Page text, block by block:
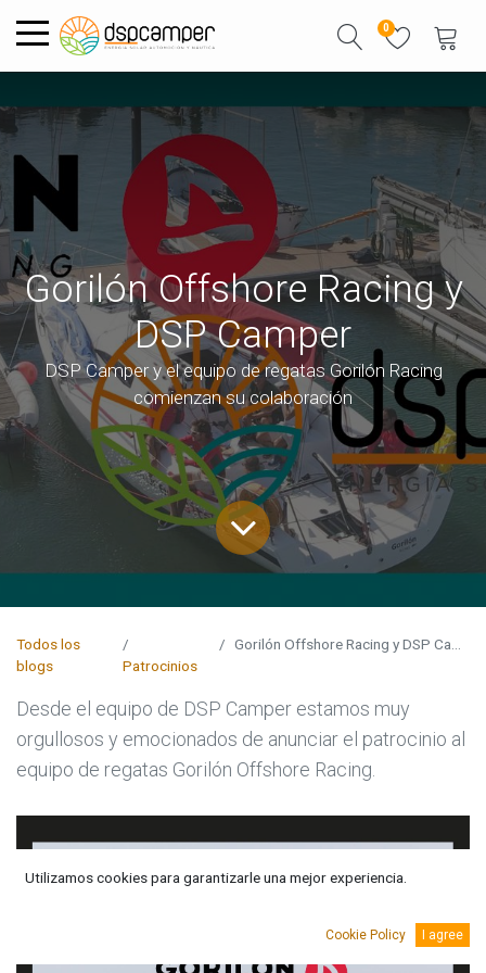
0
Gorilón Offshore Racing y
DSP Camper
DSP Camper y el equipo de regatas Gorilón Racing
comienzan su colaboración
Todos los
blogs
Patrocinios
Gorilón Offshore Racing y DSP Camper
Desde el equipo de DSP Camper estamos muy
orgullosos y emocionados de anunciar el patrocinio al
equipo de regatas Gorilón Offshore Racing.
Utilizamos cookies para garantizarle una mejor experiencia.
Cookie Policy I agree